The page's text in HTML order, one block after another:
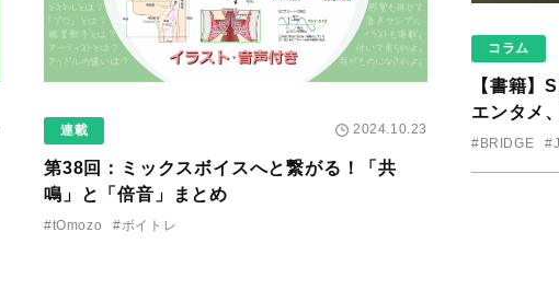
連載 2024.10.23
第38回：ミックスボイスへと繋がる！「共
鳴」と「倍音」まとめ
#tOmozo #ボイトレ
コラム
【書籍】
エンタメ
で攻略！
#BRIDGE